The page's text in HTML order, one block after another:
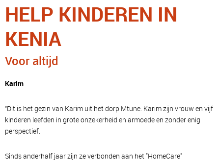
HELP KINDEREN IN
KENIA
Voor altijd
Karim
“Dit is het gezin van Karim uit het dorp Mtune. Karim zijn vrouw en vijf
kinderen leefden in grote onzekerheid en armoede en zonder enig
perspectief.
Sinds anderhalf jaar zijn ze verbonden aan het "HomeCare"